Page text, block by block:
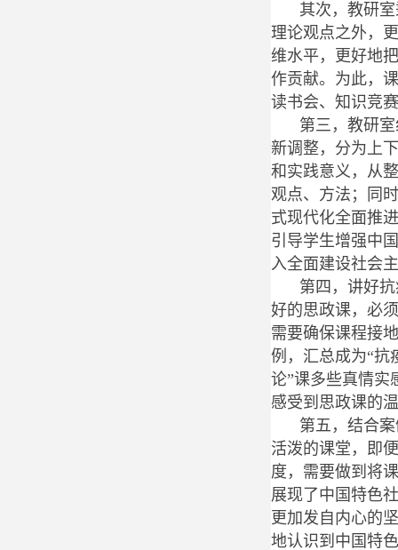
其次，教研
理论观点之外，
维水平，更好地
作贡献。为此，
读书会、知识竞
第三，教研
新调整，分为上
和实践意义，从
观点、方法；同
式现代化全面推
引导学生增强中
入全面建设社会
第四，讲好
好的思政课，必
需要确保课程接
例，汇总成为“抗
论”课多些真情实
感受到思政课的
第五，结合
活泼的课堂，即
度，需要做到将
展现了中国特色
更加发自内心的
地认识到中国特